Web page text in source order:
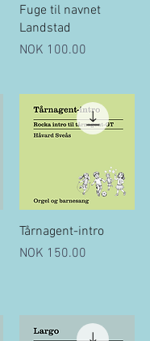
Quick View
Fuge til navnet
Landstad
Price
NOK 100.00
Quick View
Tårnagent-intro
Price
NOK 150.00